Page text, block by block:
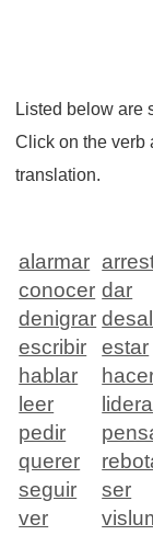
Listed below are
Click on the verb
translation.
alarmar
conocer dar
denigrar
escribir
estar
hablar
leer
pedir
querer
seguir
ser
ver